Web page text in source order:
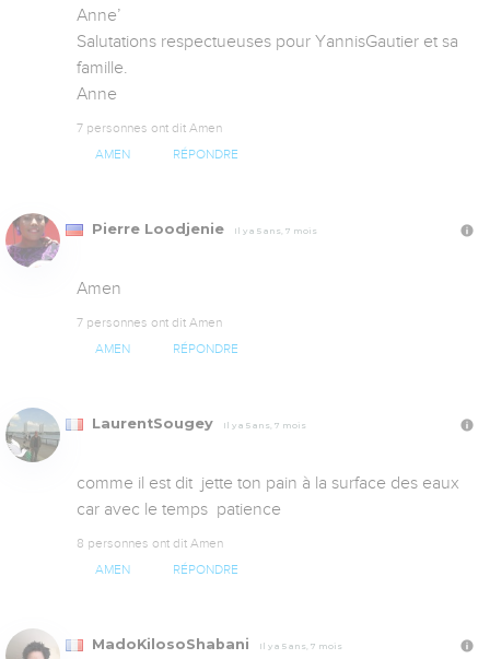
Anne’
Salutations respectueuses pour YannisGautier et sa
famille.
Anne
7 personnes ont dit Amen
AMEN RÉPONDRE
Pierre Loodjenie Il y a 5 ans, 7 mois
Amen
7 personnes ont dit Amen
AMEN RÉPONDRE
LaurentSougey Il y a 5 ans, 7 mois
comme il est dit  jette ton pain à la surface des eaux
car avec le temps  patience
8 personnes ont dit Amen
AMEN RÉPONDRE
MadoKilosoShabani Il y a 5 ans, 7 mois